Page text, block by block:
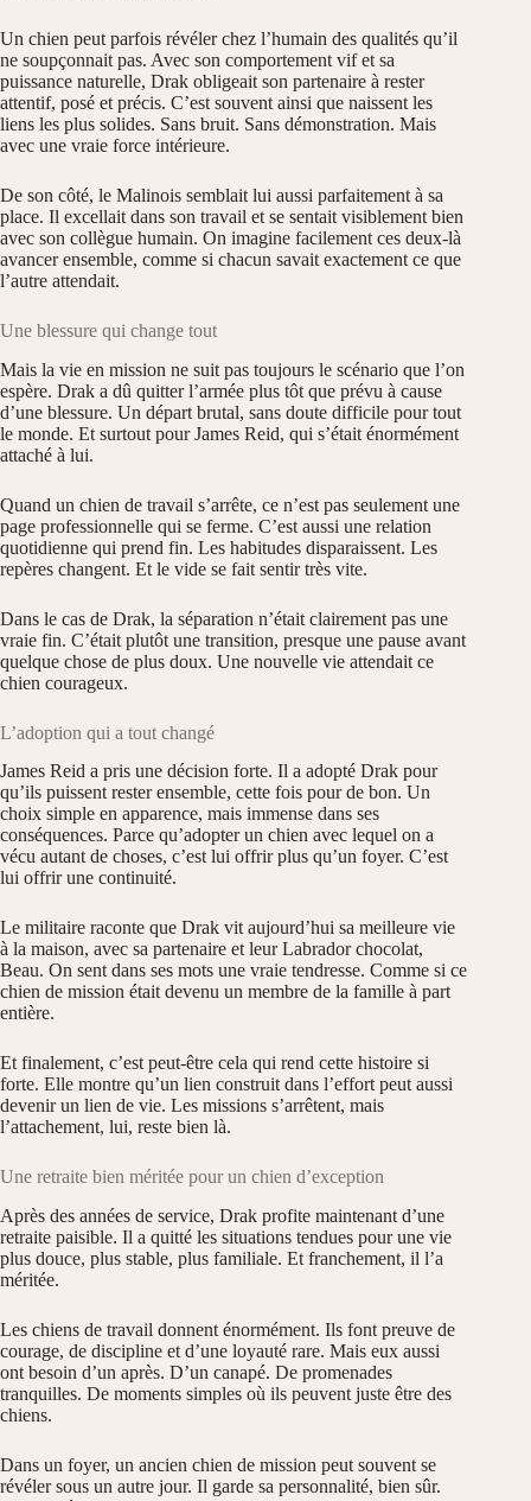
Un chien peut parfois révéler chez l’humain des qualités qu’il
ne soupçonnait pas. Avec son comportement vif et sa
puissance naturelle, Drak obligeait son partenaire à rester
attentif, posé et précis. C’est souvent ainsi que naissent les
liens les plus solides. Sans bruit. Sans démonstration. Mais
avec une vraie force intérieure.
De son côté, le Malinois semblait lui aussi parfaitement à sa
place. Il excellait dans son travail et se sentait visiblement bien
avec son collègue humain. On imagine facilement ces deux-là
avancer ensemble, comme si chacun savait exactement ce que
l’autre attendait.
Une blessure qui change tout
Mais la vie en mission ne suit pas toujours le scénario que l’on
espère. Drak a dû quitter l’armée plus tôt que prévu à cause
d’une blessure. Un départ brutal, sans doute difficile pour tout
le monde. Et surtout pour James Reid, qui s’était énormément
attaché à lui.
Quand un chien de travail s’arrête, ce n’est pas seulement une
page professionnelle qui se ferme. C’est aussi une relation
quotidienne qui prend fin. Les habitudes disparaissent. Les
repères changent. Et le vide se fait sentir très vite.
Dans le cas de Drak, la séparation n’était clairement pas une
vraie fin. C’était plutôt une transition, presque une pause avant
quelque chose de plus doux. Une nouvelle vie attendait ce
chien courageux.
L’adoption qui a tout changé
James Reid a pris une décision forte. Il a adopté Drak pour
qu’ils puissent rester ensemble, cette fois pour de bon. Un
choix simple en apparence, mais immense dans ses
conséquences. Parce qu’adopter un chien avec lequel on a
vécu autant de choses, c’est lui offrir plus qu’un foyer. C’est
lui offrir une continuité.
Le militaire raconte que Drak vit aujourd’hui sa meilleure vie
à la maison, avec sa partenaire et leur Labrador chocolat,
Beau. On sent dans ses mots une vraie tendresse. Comme si ce
chien de mission était devenu un membre de la famille à part
entière.
Et finalement, c’est peut-être cela qui rend cette histoire si
forte. Elle montre qu’un lien construit dans l’effort peut aussi
devenir un lien de vie. Les missions s’arrêtent, mais
l’attachement, lui, reste bien là.
Une retraite bien méritée pour un chien d’exception
Après des années de service, Drak profite maintenant d’une
retraite paisible. Il a quitté les situations tendues pour une vie
plus douce, plus stable, plus familiale. Et franchement, il l’a
méritée.
Les chiens de travail donnent énormément. Ils font preuve de
courage, de discipline et d’une loyauté rare. Mais eux aussi
ont besoin d’un après. D’un canapé. De promenades
tranquilles. De moments simples où ils peuvent juste être des
chiens.
Dans un foyer, un ancien chien de mission peut souvent se
révéler sous un autre jour. Il garde sa personnalité, bien sûr.